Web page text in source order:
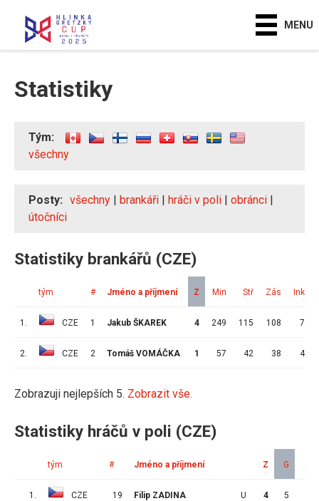
MENU
Statistiky
Tým:
všechny
Posty: všechny | brankáři | hráči v poli | obránci |
útočníci
Statistiky brankářů (CZE)
tým # Jméno a příjmení Z Min Stř Zás Ink
1. CZE 1 Jakub ŠKAREK 4 249 115 108 7
2. CZE 2 Tomáš VOMÁČKA 1 57 42 38 4
Zobrazuji nejlepších 5. Zobrazit vše.
Statistiky hráčů v poli (CZE)
tým # Jméno a příjmení Z G A
1. CZE 19 Filip ZADINA U 4 5